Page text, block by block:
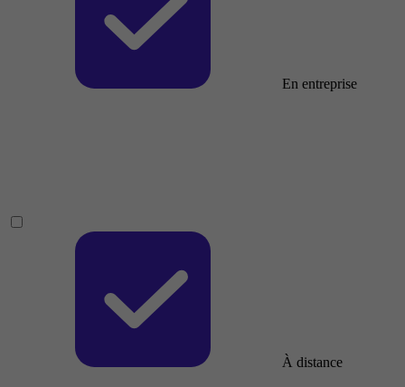
En entreprise
À distance